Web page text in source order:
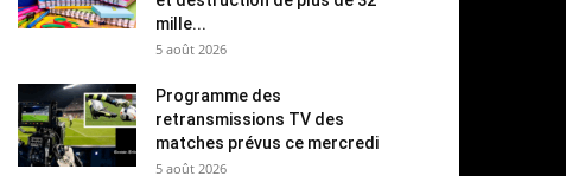
mille...
5 août 2026
Programme des
retransmissions TV des
matches prévus ce mercredi
5 août 2026